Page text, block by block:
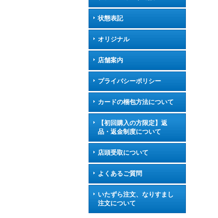
状態表記
オリジナル
店舗案内
プライバシーポリシー
カードの梱包方法について
【初回購入の方限定】返
品・返金制度について
店頭受取について
よくあるご質問
いたずら注文、なりすまし
注文について